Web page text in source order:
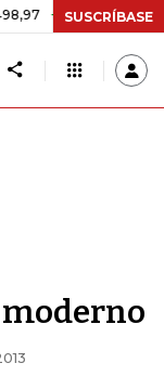
+$ 8.753,81 +2,19%
SUSCRÍBASE
moderno